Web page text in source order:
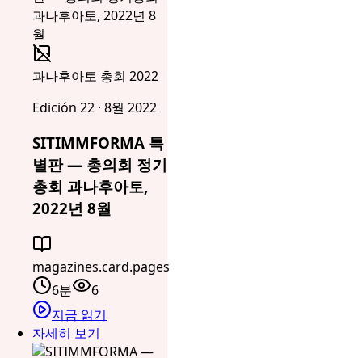
과나후아토 총회 2022
Edición 22 · 8월 2022
SITIMMFORMA 특
별판 — 총의회 정기
총회 과나후아토,
2022년 8월
magazines.card.pages
6분
6
지금 읽기
자세히 보기